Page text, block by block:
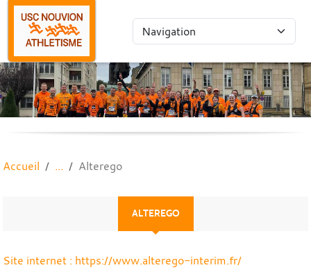
Accueil Alterego
ALTEREGO
Site internet : https://www.alterego-interim.fr/
Panneau de gestion des cookies